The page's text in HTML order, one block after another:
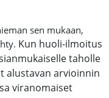
sen mukaan,
Kun huoli-ilmoitus
taholle
alustavan arvioinnin
viranomaiset